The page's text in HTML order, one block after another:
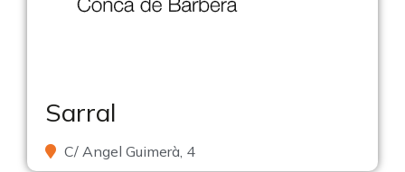
Sarral
C/ Angel Guimerà, 4